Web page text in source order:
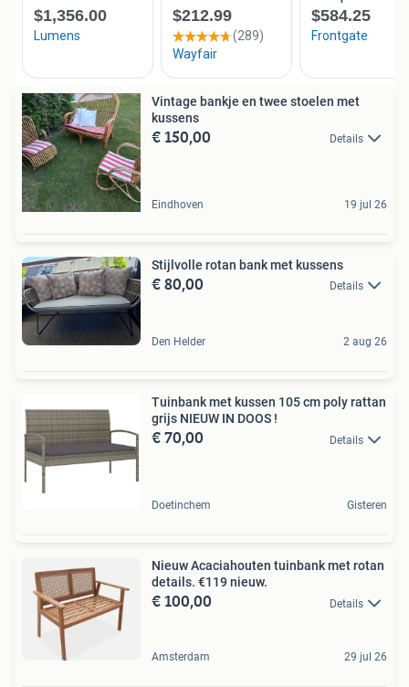
Vintage bankje en twee stoelen met
kussens
€ 150,00 Details
Eindhoven 19 jul 26
Stijlvolle rotan bank met kussens
€ 80,00 Details
Den Helder 2 aug 26
Tuinbank met kussen 105 cm poly rattan
grijs NIEUW IN DOOS !
€ 70,00 Details
Doetinchem Gisteren
Nieuw Acaciahouten tuinbank met rotan
details. €119 nieuw.
€ 100,00 Details
Amsterdam 29 jul 26